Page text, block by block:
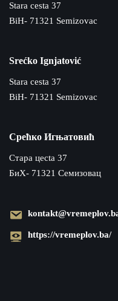
Stara cesta 37
BiH- 71321 Semizovac
Srećko Ignjatović
Stara cesta 37
BiH- 71321 Semizovac
Срећко Игњатовић
Cтара цecta 37
БиХ- 71321 Семизовац
https://vremeplov.ba/